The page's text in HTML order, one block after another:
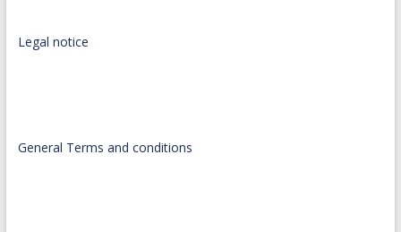
Legal notice
General Terms and conditions